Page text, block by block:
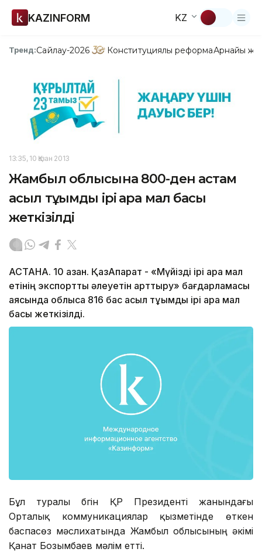
KAZINFORM KZ
Тренд:Сайлау-2026 Конституциялық реформаАрнайы
13:35, 10 Қазан 2013
Жамбыл облысына 800-ден астам
асыл тұқымды ірі қара мал басы
жеткізілді
АСТАНА. 10 қазан. ҚазАқпарат - «Мүйізді ірі қара мал
етінің экспорттық әлеуетін арттыру» бағдарламасы
аясында облысқа 816 бас асыл тұқымды ірі қара мал
басы жеткізілді.
Бұл туралы бүгін ҚР Президенті жанындағы
Орталық коммуникациялар қызметінде өткен
баспасөз мәслихатында Жамбыл облысының әкімі
Қанат Бозымбаев мәлім етті.